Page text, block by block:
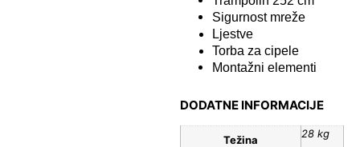
Sigurnost mreže
Ljestve
Torba za cipele
Montažni elementi
DODATNE INFORMACIJE
Težina 28 kg